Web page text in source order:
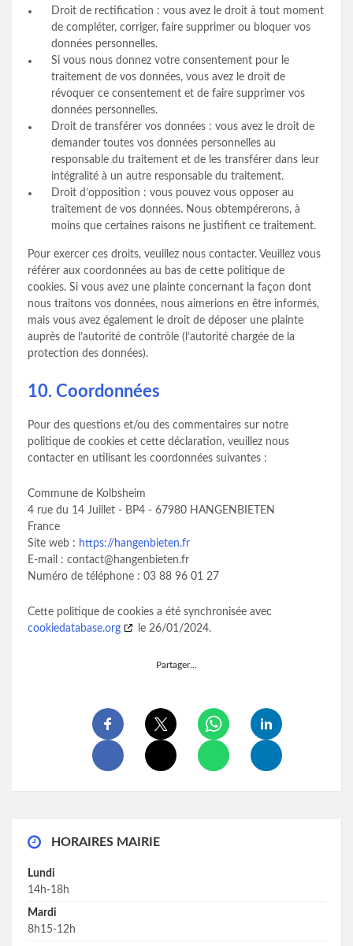
Droit de rectification : vous avez le droit à tout moment
de compléter, corriger, faire supprimer ou bloquer vos
données personnelles.
Si vous nous donnez votre consentement pour le
traitement de vos données, vous avez le droit de
révoquer ce consentement et de faire supprimer vos
données personnelles.
Droit de transférer vos données : vous avez le droit de
demander toutes vos données personnelles au
responsable du traitement et de les transférer dans leur
intégralité à un autre responsable du traitement.
Droit d’opposition : vous pouvez vous opposer au
traitement de vos données. Nous obtempérerons, à
moins que certaines raisons ne justifient ce traitement.
Pour exercer ces droits, veuillez nous contacter. Veuillez vous
référer aux coordonnées au bas de cette politique de
cookies. Si vous avez une plainte concernant la façon dont
nous traitons vos données, nous aimerions en être informés,
mais vous avez également le droit de déposer une plainte
auprès de l’autorité de contrôle (l’autorité chargée de la
protection des données).
10. Coordonnées
Pour des questions et/ou des commentaires sur notre
politique de cookies et cette déclaration, veuillez nous
contacter en utilisant les coordonnées suivantes :
Commune de Kolbsheim
4 rue du 14 Juillet - BP4 - 67980 HANGENBIETEN
France
Site web : https://hangenbieten.fr
E-mail : contact@ hangenbieten.fr
Numéro de téléphone : 03 88 96 01 27
Cette politique de cookies a été synchronisée avec
cookiedatabase.org
le 26/01/2024.
Partager…
HORAIRES MAIRIE
Lundi
14h-18h
Mardi
8h15-12h